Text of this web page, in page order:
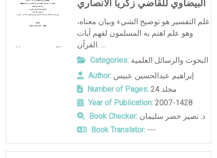
البيضاوي للقاضي زكريا الأنصاري
علم التفسير هو توضيح الشيء وبيان معناه،
وهو علم اهتم به المسلمون لفهم آيات
القرآن. ...
Categories: البحوث والرسائل العلمية
Author: إبراهيم عبدالحسين عبيس
Number of Pages:
24 مجلد
Year of Publication:2007-1428
Book Checker: د. نصير خضر سليمان
Book Translator:---